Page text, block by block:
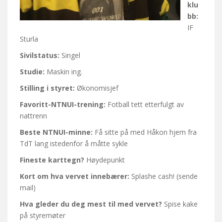
klu
bb:
IF
Sturla
Sivilstatus: Singel
Studie: Maskin ing.
Stilling i styret: Økonomisjef
Favoritt-NTNUI-trening: Fotball tett etterfulgt av
nattrenn
Beste NTNUI-minne: Få sitte på med Håkon hjem fra
TdT lang istedenfor å måtte sykle
Fineste karttegn? Høydepunkt
Kort om hva vervet innebærer: Splashe cash! (sende
mail)
Hva gleder du deg mest til med vervet? Spise kake
på styremøter